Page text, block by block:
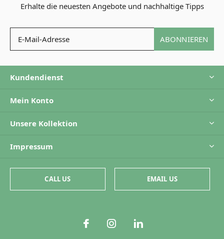
Erhalte die neuesten Angebote und nachhaltige Tipps
ABONNIEREN
Kundendienst
Mein Konto
Unsere Kollektion
Impressum
CALL US EMAIL US